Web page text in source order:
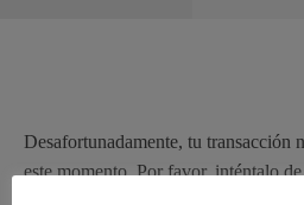
Desafortunadamente, tu transacción
este momento. Por favor, inténtalo